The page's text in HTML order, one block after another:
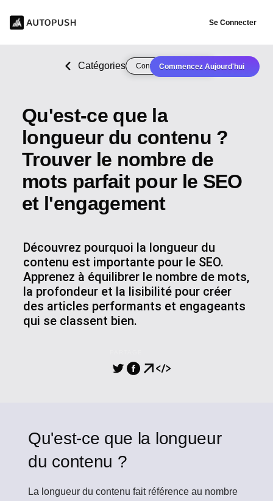
Se Connecter
Commencez Aujourd'hui
Catégories Content Optimization
Qu'est-ce que la
longueur du contenu ?
Trouver le nombre de
mots parfait pour le SEO
et l'engagement
Découvrez pourquoi la longueur du
contenu est importante pour le SEO.
Apprenez à équilibrer le nombre de mots,
la profondeur et la lisibilité pour créer
des articles performants et engageants
qui se classent bien.
Qu'est-ce que la longueur
du contenu ?
La longueur du contenu fait référence au nombre